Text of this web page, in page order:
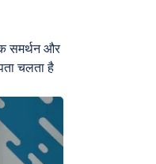
समर्थन और
चलता है